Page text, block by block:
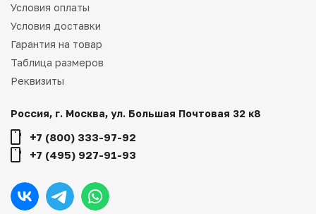
Условия оплаты
Условия доставки
Гарантия на товар
Таблица размеров
Реквизиты
Россия, г. Москва, ул. Большая Почтовая 32 к8
+7 (800) 333-97-92
+7 (495) 927-91-93